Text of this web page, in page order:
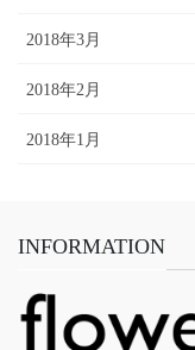
2018年3月
2018年2月
2018年1月
INFORMATION